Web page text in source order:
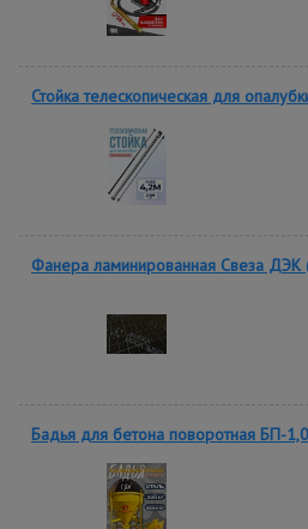
Стойка телескопическая для
Фанера ламинированная Свеза
Бадья для бетона поворотная БП-1,0